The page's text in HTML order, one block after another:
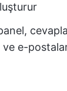
ve e-